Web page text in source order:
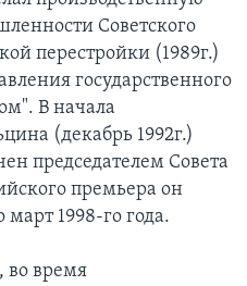
Советского
перестройки (1989г.)
государственного
В начала
(декабрь 1992г.)
председателем Совета
премьера он
1998-го года.
во время